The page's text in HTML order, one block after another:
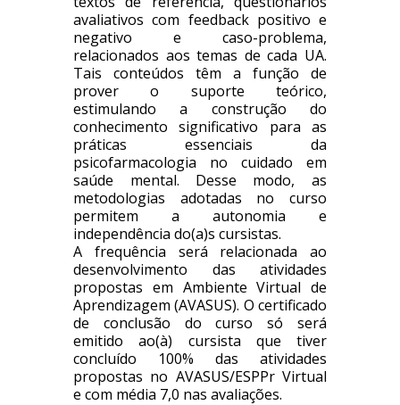
avaliativos com feedback positivo e
negativo e caso-problema,
relacionados aos temas de cada UA.
Tais conteúdos têm a função de
prover o suporte teórico,
estimulando a construção do
conhecimento significativo para as
práticas essenciais da
psicofarmacologia no cuidado em
saúde mental. Desse modo, as
metodologias adotadas no curso
permitem a autonomia e
independência do(a)s cursistas.
A frequência será relacionada ao
desenvolvimento das atividades
propostas em Ambiente Virtual de
Aprendizagem (AVASUS). O certificado
de conclusão do curso só será
emitido ao(à) cursista que tiver
concluído 100% das atividades
propostas no AVASUS/ESPPr Virtual
e com média 7,0 nas avaliações.